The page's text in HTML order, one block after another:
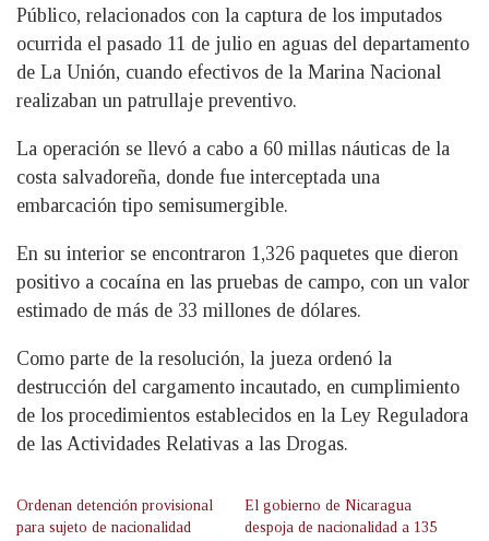
Público, relacionados con la captura de los imputados
ocurrida el pasado 11 de julio en aguas del departamento
de La Unión, cuando efectivos de la Marina Nacional
realizaban un patrullaje preventivo.
La operación se llevó a cabo a 60 millas náuticas de la
costa salvadoreña, donde fue interceptada una
embarcación tipo semisumergible.
En su interior se encontraron 1,326 paquetes que dieron
positivo a cocaína en las pruebas de campo, con un valor
estimado de más de 33 millones de dólares.
Como parte de la resolución, la jueza ordenó la
destrucción del cargamento incautado, en cumplimiento
de los procedimientos establecidos en la Ley Reguladora
de las Actividades Relativas a las Drogas.
Ordenan detención provisional
para sujeto de nacionalidad
El gobierno de Nicaragua
despoja de nacionalidad a 135